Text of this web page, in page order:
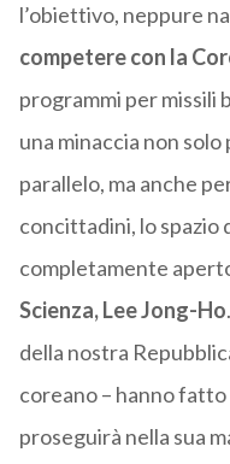
l’obiettivo, neppure
competere con la
programmi per missili
una minaccia non solo
parallelo, ma anche
concittadini, lo spazio
completamente
Scienza, Lee Jong-Ho
della nostra
coreano – hanno
proseguirà nella sua